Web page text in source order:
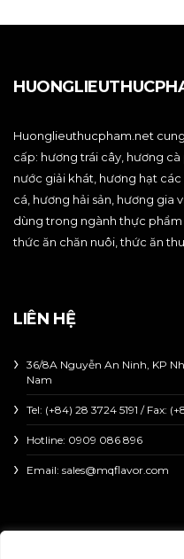
Huonglieuthucpham.net
cấp: hương trái cây, hương
nước giải khát, hương hạt
cá, hương hải sản, hương gia
dùng trong ngành thực
thức ăn chăn nuôi, thức ăn
LIÊN HỆ
36/8A Nguyễn An Ninh, KP
Nam
Tel: (+84) 28 3724 5191 / Fax:
Hotline: 0909 086 896
Email: sales@mqflavor.com